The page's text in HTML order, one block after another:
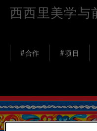
西西里美学与
#合作 #项目